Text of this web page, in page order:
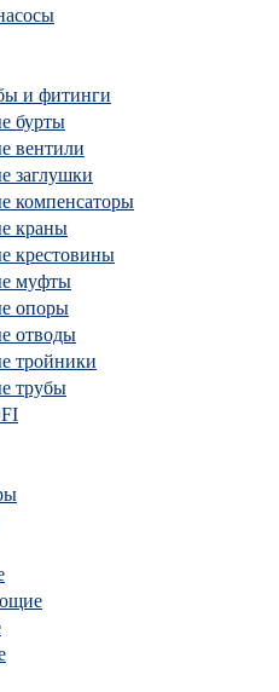
и фитинги
бурты
вентили
заглушки
компенсаторы
краны
крестовины
муфты
опоры
отводы
тройники
трубы